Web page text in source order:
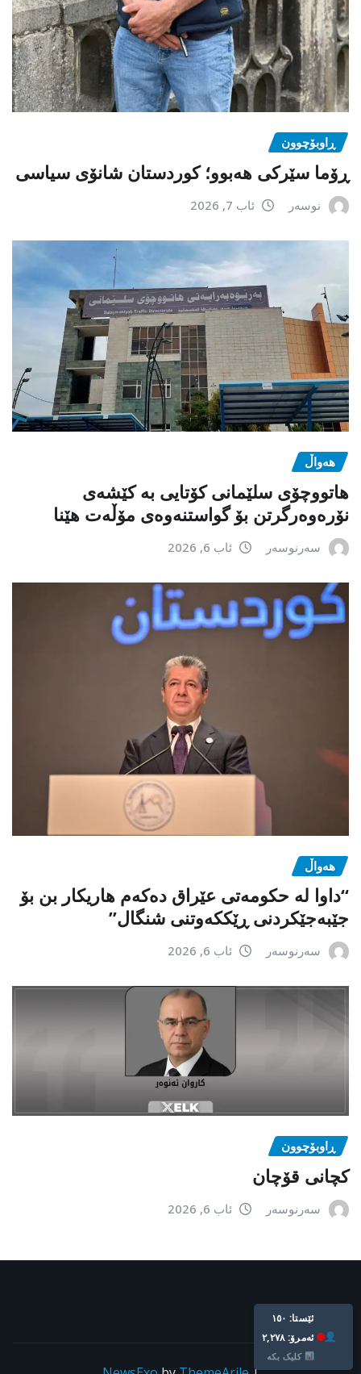
ڕاوبۆچوون
ڕۆما سێرکی هەبوو؛ کوردستان شانۆی سیاسی
نوسەر ئاب 7, 2026
هەواڵ
هاتووچۆی سلێمانی کۆتایی بە کێشەی
نۆرەوەرگرتن بۆ گواستنەوەی مۆڵەت هێنا
سەرنوسەر ئاب 6, 2026
هەواڵ
“داوا لە حكومەتی عێراق دەكەم هاریكار بن بۆ
جێبەجێكردنی ڕێككەوتنی شنگال”
سەرنوسەر ئاب 6, 2026
ڕاوبۆچوون
کچانی قۆچان
سەرنوسەر ئاب 6, 2026
ئێستا: ١٥٠
ئه‌مرۆ: ٢,٢٧٨
کلیک بکە